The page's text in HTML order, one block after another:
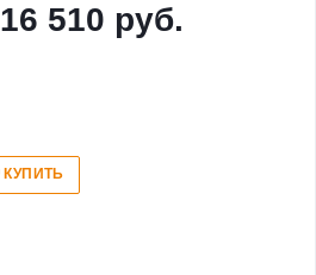
16 510 руб.
КУПИТЬ